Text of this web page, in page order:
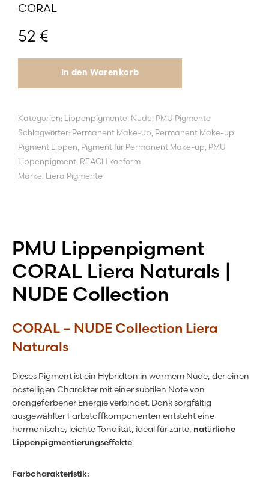
CORAL
52 €
In den Warenkorb
Kategorien: Lippenpigmente Nude PMU Pigmente
Schlagwörter: Permanent Make-up Permanent Make-up
Pigment Lippen Pigment für Permanent Make-up PMU
Lippenpigment REACH konform
Marke: Liera Pigmente
PMU Lippenpigment
CORAL Liera Naturals |
NUDE Collection
CORAL – NUDE Collection Liera
Naturals
Dieses Pigment ist ein Hybridton in warmem Nude, der einen
pastelligen Charakter mit einer subtilen Note von
orangefarbener Energie verbindet. Dank sorgfältig
ausgewählter Farbstoffkomponenten entsteht eine
harmonische, leichte Tonalität, ideal für zarte, natürliche
Lippenpigmentierungseffekte.
Farbcharakteristik: